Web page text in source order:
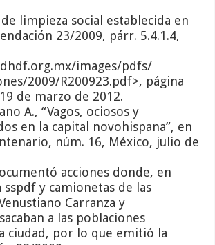
limpieza social establecida en
23/2009, párr. 5.4.1.4,
images/pdfs/
2009/R200923.pdf>, página
de marzo de 2012.
A., “Vagos, ociosos y
en la capital novohispana”, en
núm. 16, México, julio de
acciones donde, en
sspdf y camionetas de las
Carranza y
a las poblaciones
ciudad, por lo que emitió la